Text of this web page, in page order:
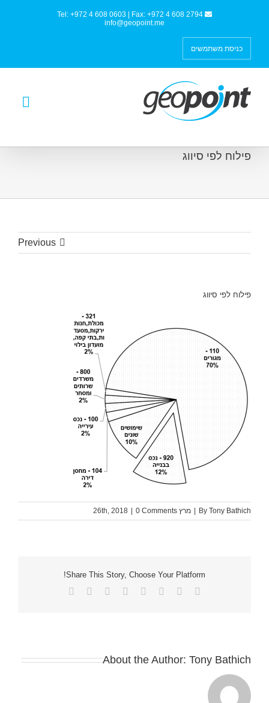
Tel: +972 4 608 0603 | Fax: +972 4 608 2794
info@geopoint.me
כניסת משתמשים
פילוח לפי סיווג
Previous
פילוח לפי סיווג
By Tony Bathich
| מרץ 26th, 2018 | 0 Comments
Share This Story, Choose Your Platform!
Facebook
Reddit
LinkedIn
Tumblr
Pinterest
About the Author: Tony Bathich